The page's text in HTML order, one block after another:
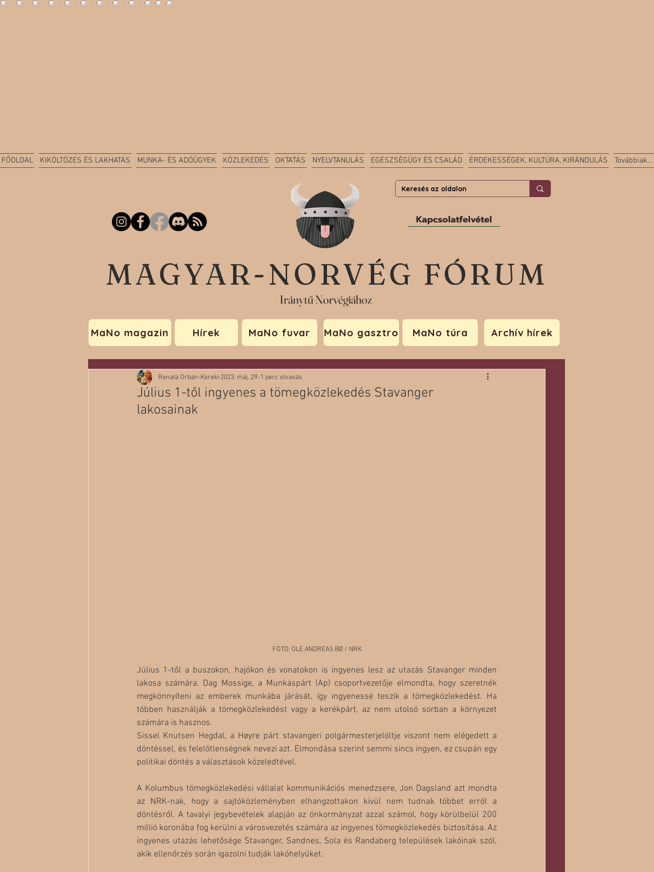
FŐOLDAL KIKÖLTÖZÉS ÉS LAKHATÁS MUNKA- ÉS ADÓÜGYEK KÖZLEKEDÉS OKTATÁS NYELVTANULÁS EGÉSZSÉGÜGY ÉS CSALÁD ÉRDEKESSÉGEK, KULTÚRA, KIRÁNDULÁS Továbbiak...
Kapcsolatfelvétel
MAGYAR-NORVÉG FÓRUM
Iránytű Norvégiához
MaNo magazin Hírek MaNo fuvar MaNo gasztro MaNo túra Archív hírek
Július 1-től ingyenes a tömegközlekedés Stavanger
lakosainak
Renata Orban-Kereki 2023. máj. 29. 1 perc olvasás
FOTO: OLE ANDREAS BØ / NRK
Július 1-től a buszokon, hajókon és vonatokon is ingyenes lesz az utazás Stavanger minden
lakosa számára. Dag Mossige, a Munkáspárt (Ap) csoportvezetője elmondta, hogy szeretnék
megkönnyíteni az emberek munkába járását, így ingyenessé teszik a tömegközlekedést. Ha
többen használják a tömegközlekedést vagy a kerékpárt, az nem utolsó sorban a környezet
számára is hasznos.
Sissel Knutsen Hegdal, a Høyre párt stavangeri polgármesterjelöltje viszont nem elégedett a
döntéssel, és felelőtlenségnek nevezi azt. Elmondása szerint semmi sincs ingyen, ez csupán egy
politikai döntés a választások közeledtével.
A Kolumbus tömegközlekedési vállalat kommunikációs menedzsere, Jon Dagsland azt mondta
az NRK-nak, hogy a sajtóközleményben elhangzottakon kívül nem tudnak többet erről a
döntésről. A tavalyi jegybevételek alapján az önkormányzat azzal számol, hogy körülbelül 200
millió koronába fog kerülni a városvezetés számára az ingyenes tömegközlekedés biztosítása. Az
ingyenes utazás lehetősége Stavanger, Sandnes, Sola és Randaberg települések lakóinak szól,
akik ellenőrzés során igazolni tudják lakóhelyüket.